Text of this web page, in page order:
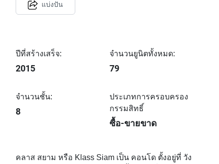
แบ่งปัน
ปีที่สร้างเสร็จ:
2015
จำนวนยูนิตทั้งหมด:
79
จำนวนชั้น:
8
ประเภทการครอบครอง
กรรมสิทธิ์
ซื้อ-ขายขาด
คลาส สยาม หรือ Klass Siam เป็น คอนโด ตั้งอยู่ที่ วัง